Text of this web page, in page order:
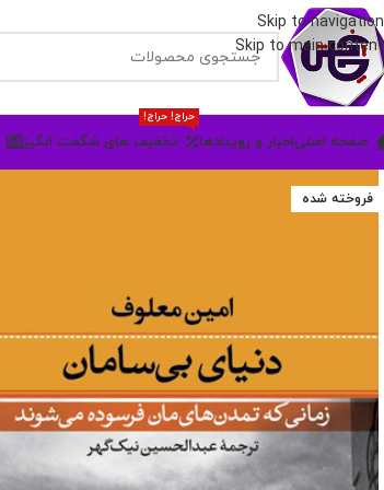
Skip to navigation
Skip to main content
صفحه اصلیاخبار و رویدادها تخفیف های شگفت انگیز
حراج! حراج!
فروخته شده